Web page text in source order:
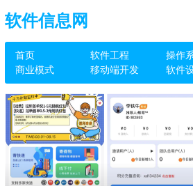
软件信息网
首页 软件工程 操作
商业模式
移动端开发 软件